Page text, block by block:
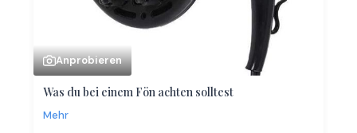
Anprobieren
Was du bei einem Fön achten solltest
Mehr